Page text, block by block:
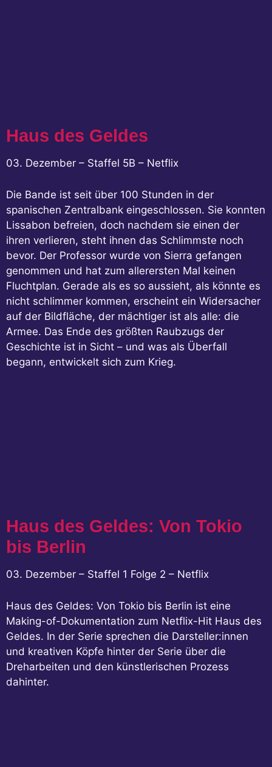
Haus des Geldes
03. Dezember – Staffel 5B – Netflix
Die Bande ist seit über 100 Stunden in der
spanischen Zentralbank eingeschlossen. Sie konnten
Lissabon befreien, doch nachdem sie einen der
ihren verlieren, steht ihnen das Schlimmste noch
bevor. Der Professor wurde von Sierra gefangen
genommen und hat zum allerersten Mal keinen
Fluchtplan. Gerade als es so aussieht, als könnte es
nicht schlimmer kommen, erscheint ein Widersacher
auf der Bildfläche, der mächtiger ist als alle: die
Armee. Das Ende des größten Raubzugs der
Geschichte ist in Sicht – und was als Überfall
begann, entwickelt sich zum Krieg.
Haus des Geldes: Von Tokio
bis Berlin
03. Dezember – Staffel 1 Folge 2 – Netflix
Haus des Geldes: Von Tokio bis Berlin ist eine
Making-of-Dokumentation zum Netflix-Hit Haus des
Geldes. In der Serie sprechen die Darsteller:innen
und kreativen Köpfe hinter der Serie über die
Dreharbeiten und den künstlerischen Prozess
dahinter.